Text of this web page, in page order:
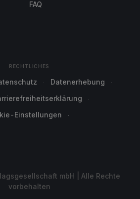
FAQ
RECHTLICHES
Datenerhebung
Einstellungen
mbH | Alle Rechte
vorbehalten